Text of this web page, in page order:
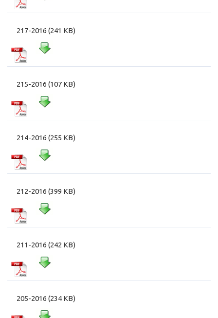
217-2016 (241 KB)
215-2016 (107 KB)
214-2016 (255 KB)
212-2016 (399 KB)
211-2016 (242 KB)
205-2016 (234 KB)